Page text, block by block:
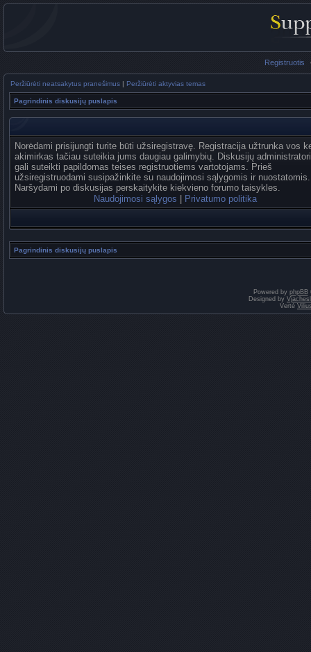
Registruotis
Peržiūrėti neatsakytus pranešimus | Peržiūrėti aktyvias temas
Pagrindinis diskusijų puslapis
Norėdami prisijungti turite būti užsiregistravę. Registracija užtrunka vos
akimirkas tačiau suteikia jums daugiau galimybių. Diskusijų
gali suteikti papildomas teises registruotiems vartotojams. Prieš
užsiregistruodami susipažinkite su naudojimosi sąlygomis ir nuostatomis.
Naršydami po diskusijas perskaitykite kiekvieno forumo taisykles.
Naudojimosi sąlygos
Privatumo politika
Pagrindinis diskusijų puslapis
Powered by phpBB
Designed by
Vertė